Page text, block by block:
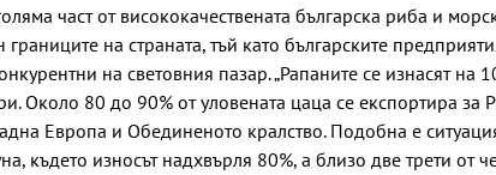
част от висококачествената българска риба и
границите на страната, тъй като българските
на световния пазар. „Рапаните се изнасят на
Около 80 до 90% от уловената цаца се експортира за
Европа и Обединеното кралство. Подобна е
където износът надхвърля 80%, а близо две трети от